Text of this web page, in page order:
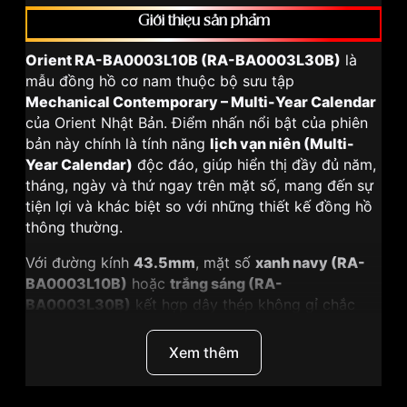
Giới thiệu sản phẩm
Orient RA-BA0003L10B (RA-BA0003L30B) là
mẫu đồng hồ cơ nam thuộc bộ sưu tập
Mechanical Contemporary – Multi-Year Calendar
của Orient Nhật Bản. Điểm nhấn nổi bật của phiên
bản này chính là tính năng lịch vạn niên (Multi-
Year Calendar) độc đáo, giúp hiển thị đầy đủ năm,
tháng, ngày và thứ ngay trên mặt số, mang đến sự
tiện lợi và khác biệt so với những thiết kế đồng hồ
thông thường.
Với đường kính 43.5mm, mặt số xanh navy (RA-
BA0003L10B) hoặc trắng sáng (RA-
BA0003L30B) kết hợp dây thép không gỉ chắc
chắn, mẫu đồng hồ này toát lên phong cách lịch
lãm, mạnh mẽ và hiện đại. Đây là lựa chọn lý tưởng
cho quý ông yêu thích sự tinh tế nhưng vẫn cần sự
Xem thêm